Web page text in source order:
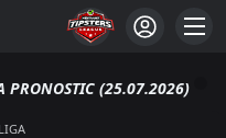
PRONOSTIC (25.07.2026)